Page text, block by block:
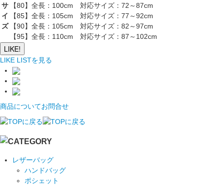
サ
イ
ズ
【80】全長：100cm 対応サイズ：72～87cm
【85】全長：105cm 対応サイズ：77～92cm
【90】全長：105cm 対応サイズ：82～97cm
【95】全長：110cm 対応サイズ：87～102cm
LIKE!
LIKE LISTを見る
商品についてお問合せ
レザーバッグ
ハンドバッグ
ポシェット